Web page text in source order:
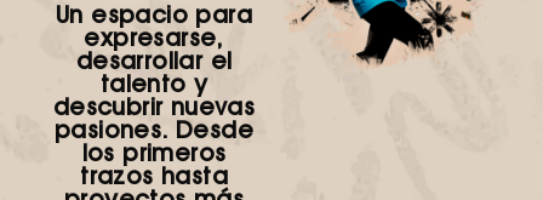
Un espacio para
expresarse,
desarrollar el
talento y
descubrir nuevas
pasiones. Desde
los primeros
trazos hasta